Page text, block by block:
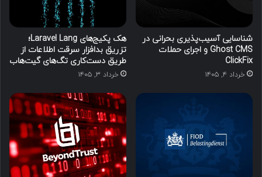
شناسایی آسیب‌پذیری بحرانی در
Ghost CMS و اجرای حملات
ClickFix
خرداد ۴, ۱۴۰۵
هک پکیج‌های Laravel Lang؛
تزریق بدافزار سرقت اطلاعات از
طریق دست‌کاری تگ‌های گیت‌هاب
خرداد ۳, ۱۴۰۵